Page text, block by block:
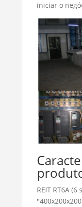
iniciar o
REIT RT6A